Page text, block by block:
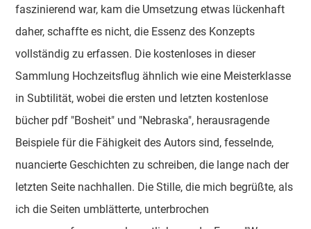
faszinierend war, kam die Umsetzung etwas lückenhaft
daher, schaffte es nicht, die Essenz des Konzepts
vollständig zu erfassen. Die kostenloses in dieser
Sammlung Hochzeitsflug ähnlich wie eine Meisterklasse
in Subtilität, wobei die ersten und letzten kostenlose
bücher pdf "Bosheit" und "Nebraska", herausragende
Beispiele für die Fähigkeit des Autors sind, fesselnde,
nuancierte Geschichten zu schreiben, die lange nach der
letzten Seite nachhallen. Die Stille, die mich begrüßte, als
ich die Seiten umblätterte, unterbrochen